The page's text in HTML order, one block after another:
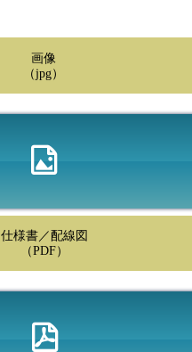
画像
（jpg）
仕様書／配線図
（PDF）